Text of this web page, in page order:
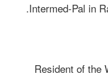
Intermed-Pal in
Resident of the